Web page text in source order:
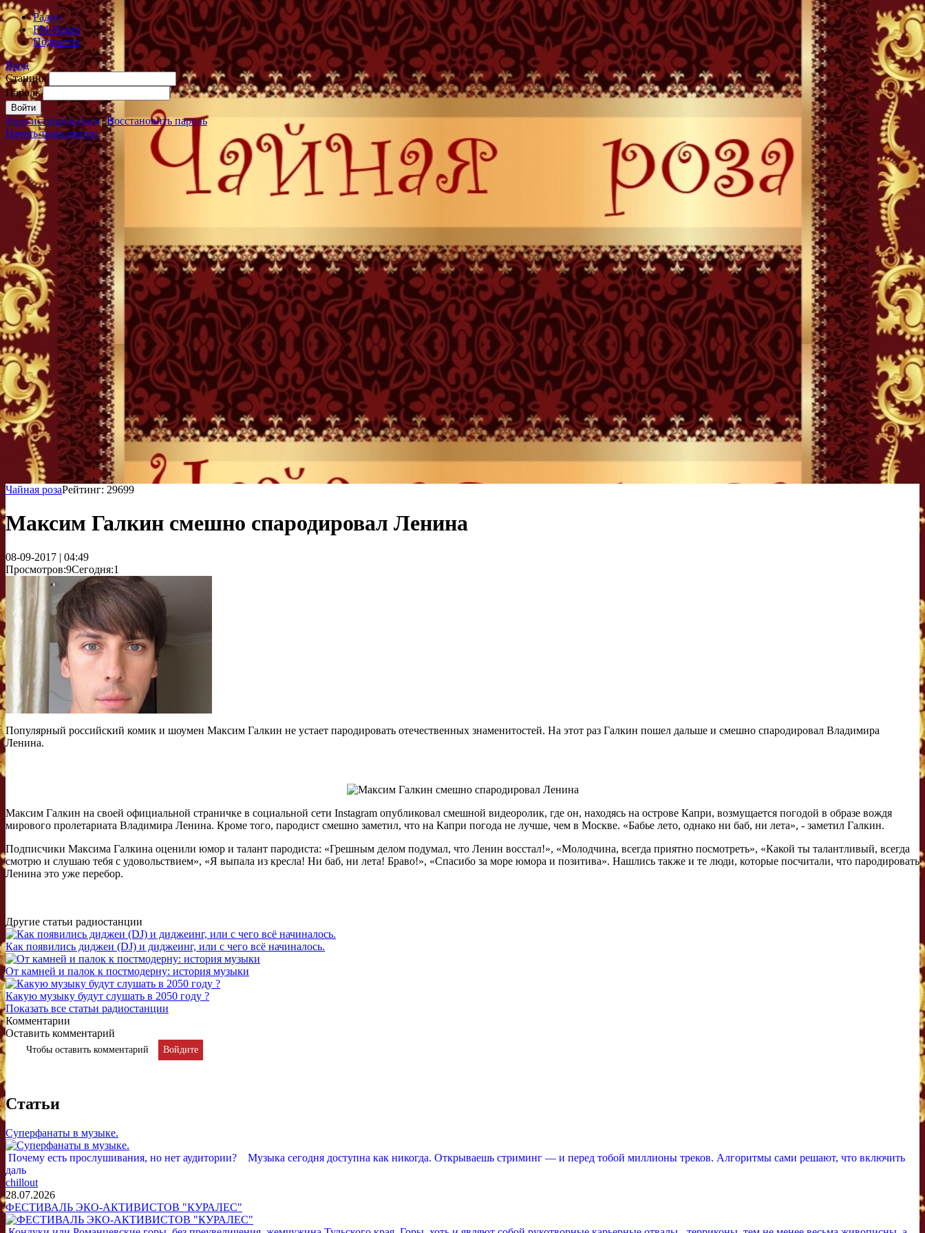
Радио
FM-Радио
Подкасты
Вход
Станция
Пароль
Зарегистрироваться|Восстановить пароль
Начать трансляцию
Чайная розаРейтинг: 29699
Максим Галкин смешно спародировал Ленина
08-09-2017 | 04:49
Просмотров:9Сегодня:1
Популярный российский комик и шоумен Максим Галкин не устает пародировать отечественных знаменитостей. На этот раз Галкин пошел дальше и смешно спародировал Владимира
Ленина.
Максим Галкин на своей официальной страничке в социальной сети Instagram опубликовал смешной видеоролик, где он, находясь на острове Капри, возмущается погодой в образе вождя
мирового пролетариата Владимира Ленина. Кроме того, пародист смешно заметил, что на Капри погода не лучше, чем в Москве. «Бабье лето, однако ни баб, ни лета», - заметил Галкин.
Подписчики Максима Галкина оценили юмор и талант пародиста: «Грешным делом подумал, что Ленин восстал!», «Молодчина, всегда приятно посмотреть», «Какой ты талантливый, всегда
смотрю и слушаю тебя с удовольствием», «Я выпала из кресла! Ни баб, ни лета! Браво!», «Спасибо за море юмора и позитива». Нашлись также и те люди, которые посчитали, что пародировать
Ленина это уже перебор.
Другие статьи радиостанции
Как появились диджеи (DJ) и диджеинг, или с чего всё начиналось.
От камней и палок к постмодерну: история музыки
Какую музыку будут слушать в 2050 году ?
Показать все статьи радиостанции
Комментарии
Оставить комментарий
Чтобы оставить комментарий Войдите
Статьи
Суперфанаты в музыке.
Почему есть прослушивания, но нет аудитории? Музыка сегодня доступна как никогда. Открываешь стриминг — и перед тобой миллионы треков. Алгоритмы сами решают, что включить
даль
chillout
28.07.2026
ФЕСТИВАЛЬ ЭКО-АКТИВИСТОВ "КУРАЛЕС"